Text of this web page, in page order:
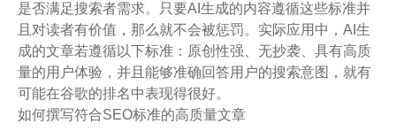
是否满足搜索者需求。只要AI生成的内容遵循这些标准并
且对读者有价值，那么就不会被惩罚。实际应用中，AI生
成的文章若遵循以下标准：原创性强、无抄袭、具有高质
量的用户体验，并且能够准确回答用户的搜索意图，就有
可能在谷歌的排名中表现得很好。
如何撰写符合SEO标准的高质量文章